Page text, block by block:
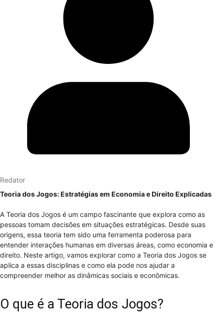
Redator
Teoria dos Jogos: Estratégias em Economia e Direito Explicadas
A Teoria dos Jogos é um campo fascinante que explora como as
pessoas tomam decisões em situações estratégicas. Desde suas
origens, essa teoria tem sido uma ferramenta poderosa para
entender interações humanas em diversas áreas, como economia e
direito. Neste artigo, vamos explorar como a Teoria dos Jogos se
aplica a essas disciplinas e como ela pode nos ajudar a
compreender melhor as dinâmicas sociais e econômicas.
O que é a Teoria dos Jogos?